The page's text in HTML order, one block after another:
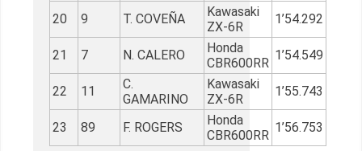
20 9 T. COVEÑA
Kawasaki
ZX-6R
1’54.292
21 7 N. CALERO
Honda
CBR600RR
1’54.549
22 11
C.
GAMARINO
Kawasaki
ZX-6R
1’55.743
23 89 F. ROGERS
Honda
CBR600RR
1’56.753